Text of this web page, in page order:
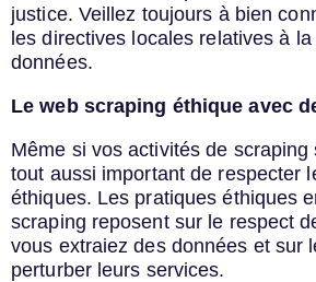
justice. Veillez toujours à bien
les directives locales relatives à
données.
Le web scraping éthique avec
Même si vos activités de
tout aussi important de respecter
éthiques. Les pratiques éthiques
scraping reposent sur le respect
vous extraiez des données et sur
perturber leurs services.